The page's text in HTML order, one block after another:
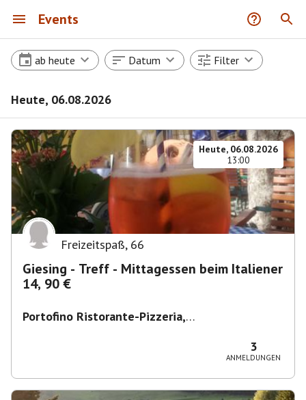
Events
ab heute Datum Filter
Heute, 06.08.2026
Heute, 06.08.2026
13:00
Freizeitspaß, 66
Giesing - Treff - Mittagessen beim Italiener
14, 90 €
Portofino Ristorante-Pizzeria,
3
ANMELDUNGEN